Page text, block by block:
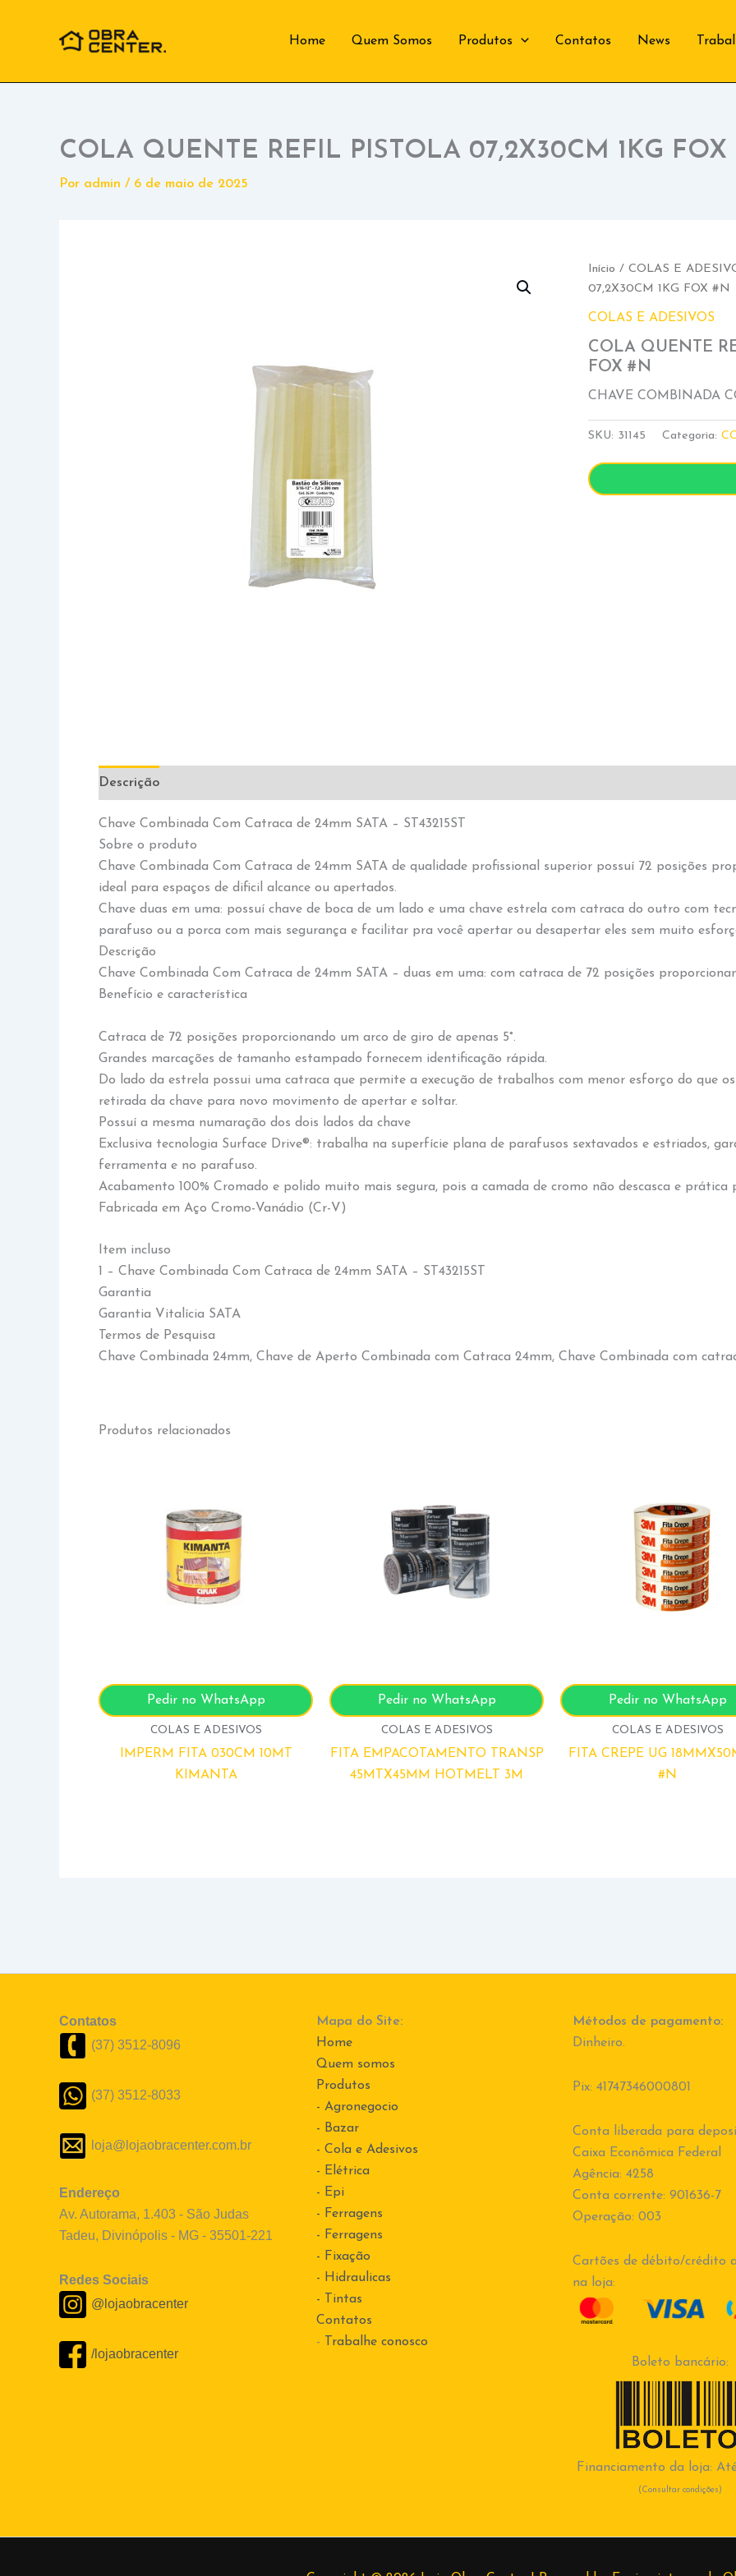
Home Quem Somos Produtos Contatos News
COLA QUENTE REFIL PISTOLA 07,2X30CM 1KG
Por admin / 6 de maio de 2025
Início /COLAS E
07,2X30CM 1KG FOX #N
COLAS E ADESIVOS
COLA QUENTE
FOX #N
CHAVE COMBINADA
SKU: 31145 Categoria:
Descrição
Chave Combinada Com Catraca de 24mm SATA – ST43215ST
Sobre o produto
Chave Combinada Com Catraca de 24mm SATA de qualidade profissional superior possuí 72 posições
ideal para espaços de dificil alcance ou apertados.
Chave duas em uma: possuí chave de boca de um lado e uma chave estrela com catraca do outro com
parafuso ou a porca com mais segurança e facilitar pra você apertar ou desapertar eles sem muito
Descrição
Chave Combinada Com Catraca de 24mm SATA – duas em uma: com catraca de 72 posições
Benefício e característica
Catraca de 72 posições proporcionando um arco de giro de apenas 5°.
Grandes marcações de tamanho estampado fornecem identificação rápida.
Do lado da estrela possui uma catraca que permite a execução de trabalhos com menor esforço do que
retirada da chave para novo movimento de apertar e soltar.
Possuí a mesma numaração dos dois lados da chave
Exclusiva tecnologia Surface Drive®: trabalha na superfície plana de parafusos sextavados e estriados,
ferramenta e no parafuso.
Acabamento 100% Cromado e polido muito mais segura, pois a camada de cromo não descasca e
Fabricada em Aço Cromo-Vanádio (Cr-V)
Item incluso
1 – Chave Combinada Com Catraca de 24mm SATA – ST43215ST
Garantia
Garantia Vitalícia SATA
Termos de Pesquisa
Chave Combinada 24mm, Chave de Aperto Combinada com Catraca 24mm, Chave Combinada com
Produtos relacionados
Pedir no WhatsApp
COLAS E ADESIVOS
IMPERM FITA 030CM 10MT
KIMANTA
Pedir no WhatsApp
COLAS E ADESIVOS
FITA EMPACOTAMENTO TRANSP
45MTX45MM HOTMELT 3M
Pedir no WhatsApp
COLAS E ADESIVOS
FITA CREPE UG
#N
Contatos
(37) 3512-8096
(37) 3512-8033
loja@lojaobracenter.com.br
Endereço
Av. Autorama, 1.403 - São Judas
Tadeu, Divinópolis - MG - 35501-221
Redes Sociais
@lojaobracenter
/lojaobracenter
Mapa do Site:
Home
Quem somos
Produtos
- Agronegocio
- Bazar
- Cola e Adesivos
- Elétrica
- Epi
- Ferragens
- Ferragens
- Fixação
- Hidraulicas
- Tintas
Contatos
-
Trabalhe conosco
Métodos de pagamento:
Dinheiro.
Pix: 41747346000801
Conta liberada para
Caixa Econômica Federal
Agência: 4258
Conta corrente: 901636-7
Operação: 003
Cartões de débito/crédito
na loja:
Boleto bancário:
Financiamento da loja:
(Consultar condições)